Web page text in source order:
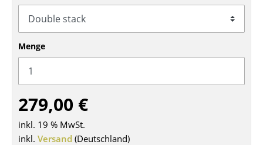
Bürosessel
Einzelteile
... alle Sitzmöbel
Tische
Esstische
Beistelltische
Menge
279,00 €
inkl. 19 % MwSt.
inkl. Versand (Deutschland)